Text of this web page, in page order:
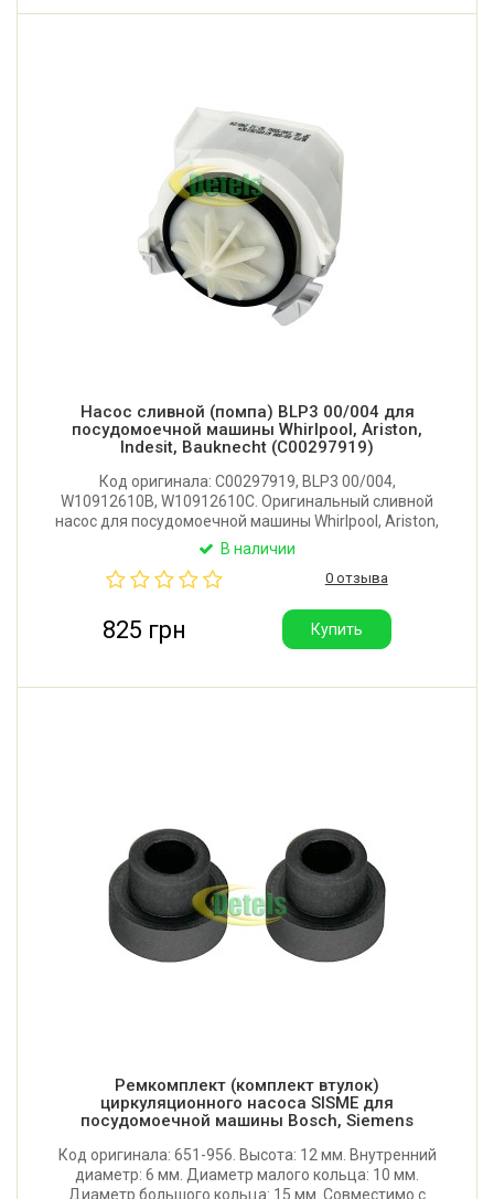
Насос сливной (помпа) BLP3 00/004 для
посудомоечной машины Whirlpool, Ariston,
Indesit, Bauknecht (C00297919)
Код оригинала: C00297919, BLP3 00/004,
W10912610B, W10912610C. Оригинальный сливной
насос для посудомоечной машины Whirlpool, Ariston,
Indesit, Bauknecht. Рабочее напряжение: 54V/55Hz.
В наличии
0 отзыва
825 грн Купить
Ремкомплект (комплект втулок)
циркуляционного насоса SISME для
посудомоечной машины Bosch, Siemens
Код оригинала: 651-956. Высота: 12 мм. Внутренний
диаметр: 6 мм. Диаметр малого кольца: 10 мм.
Диаметр большого кольца: 15 мм. Совместимо с